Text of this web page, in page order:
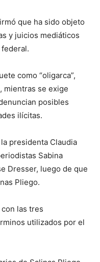
que ha sido objeto
y juicios mediáticos
como “oligarca”,
mientras se exige
posibles
ilícitas.
presidenta Claudia
Sabina
Dresser, luego de que
Pliego.
las tres
utilizados por el